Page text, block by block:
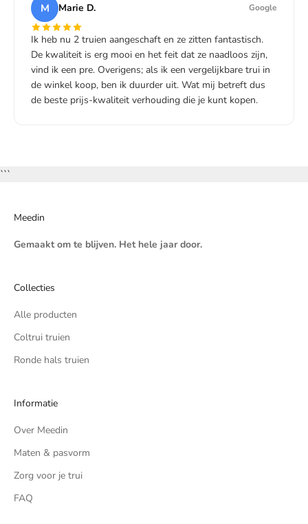
M Marie D. Google
Ik heb nu 2 truien aangeschaft en ze zitten fantastisch.
De kwaliteit is erg mooi en het feit dat ze naadloos zijn,
vind ik een pre. Overigens; als ik een vergelijkbare trui in
de winkel koop, ben ik duurder uit. Wat mij betreft dus
de beste prijs-kwaliteit verhouding die je kunt kopen.
```
Meedin
Gemaakt om te blijven. Het hele jaar door.
Collecties
Alle producten
Coltrui truien
Ronde hals truien
Informatie
Over Meedin
Maten & pasvorm
Zorg voor je trui
FAQ